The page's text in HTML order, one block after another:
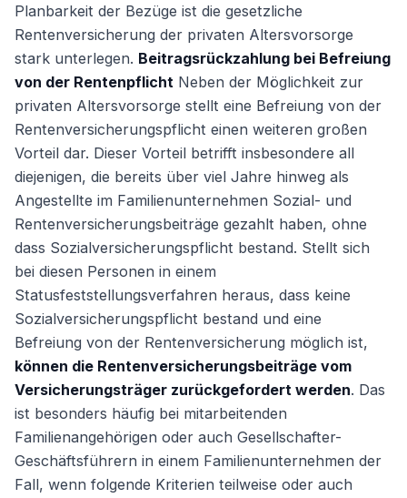
Planbarkeit der Bezüge ist die gesetzliche
Rentenversicherung der privaten Altersvorsorge
stark unterlegen. Beitragsrückzahlung bei Befreiung
von der Rentenpflicht Neben der Möglichkeit zur
privaten Altersvorsorge stellt eine Befreiung von der
Rentenversicherungspflicht einen weiteren großen
Vorteil dar. Dieser Vorteil betrifft insbesondere all
diejenigen, die bereits über viel Jahre hinweg als
Angestellte im Familienunternehmen Sozial- und
Rentenversicherungsbeiträge gezahlt haben, ohne
dass Sozialversicherungspflicht bestand. Stellt sich
bei diesen Personen in einem
Statusfeststellungsverfahren heraus, dass keine
Sozialversicherungspflicht bestand und eine
Befreiung von der Rentenversicherung möglich ist,
können die Rentenversicherungsbeiträge vom
Versicherungsträger zurückgefordert werden. Das
ist besonders häufig bei mitarbeitenden
Familienangehörigen oder auch Gesellschafter-
Geschäftsführern in einem Familienunternehmen der
Fall, wenn folgende Kriterien teilweise oder auch